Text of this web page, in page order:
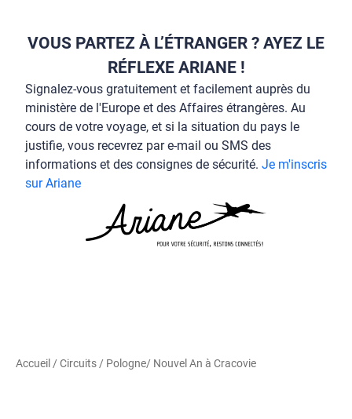
VOUS PARTEZ À L’ÉTRANGER ? AYEZ LE
RÉFLEXE ARIANE !
Signalez-vous gratuitement et facilement auprès du
ministère de l'Europe et des Affaires étrangères. Au
cours de votre voyage, et si la situation du pays le
justifie, vous recevrez par e-mail ou SMS des
informations et des consignes de sécurité. Je m'inscris
sur Ariane
Accueil /Circuits / Pologne/ Nouvel An à Cracovie